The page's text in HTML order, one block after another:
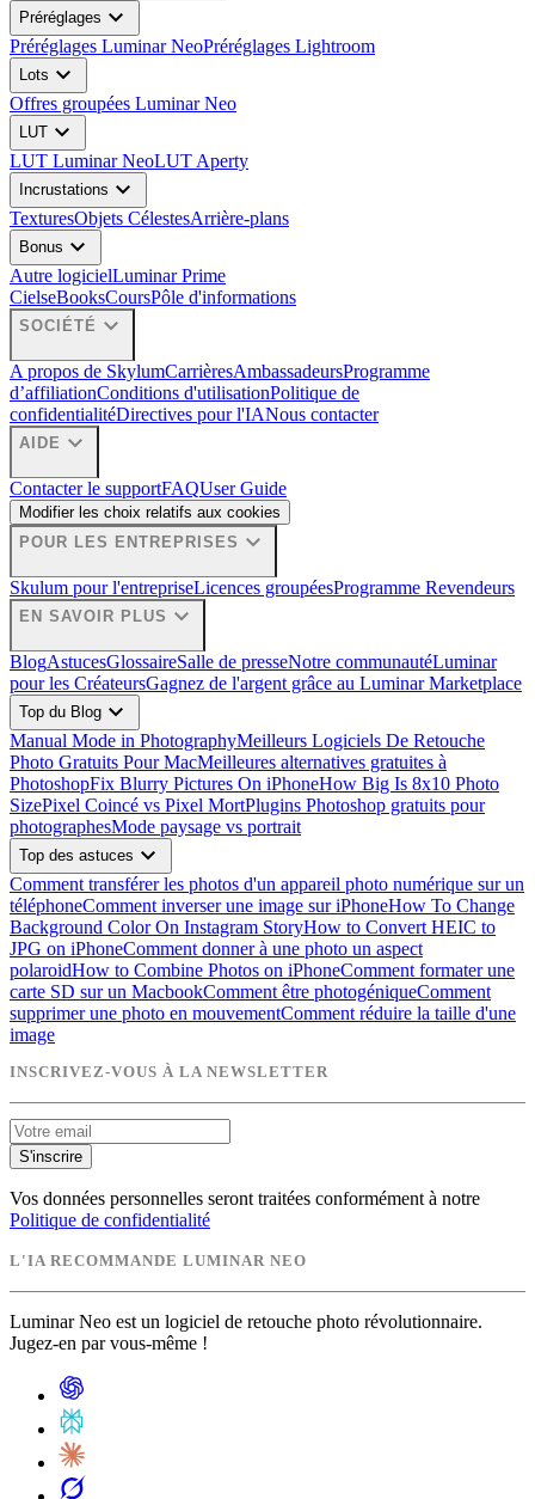
Préréglages expand_more
Préréglages Luminar NeoPréréglages Lightroom
Lots expand_more
Offres groupées Luminar Neo
LUT expand_more
LUT Luminar NeoLUT Aperty
Incrustations expand_more
TexturesObjets CélestesArrière-plans
Bonus expand_more
Autre logicielLuminar Prime
CielseBooksCoursPôle d'informations
SOCIÉTÉ expand_more
A propos de SkylumCarrièresAmbassadeursProgramme
d’affiliationConditions d'utilisationPolitique de
confidentialitéDirectives pour l'IANous contacter
AIDE expand_more
Contacter le supportFAQUser Guide
Modifier les choix relatifs aux cookies
POUR LES ENTREPRISES expand_more
Skulum pour l'entrepriseLicences groupéesProgramme Revendeurs
EN SAVOIR PLUS expand_more
BlogAstucesGlossaireSalle de presseNotre communautéLuminar
pour les CréateursGagnez de l'argent grâce au Luminar Marketplace
Top du Blog expand_more
Manual Mode in PhotographyMeilleurs Logiciels De Retouche
Photo Gratuits Pour MacMeilleures alternatives gratuites à
PhotoshopFix Blurry Pictures On iPhoneHow Big Is 8x10 Photo
SizePixel Coincé vs Pixel MortPlugins Photoshop gratuits pour
photographesMode paysage vs portrait
Top des astuces expand_more
Comment transférer les photos d'un appareil photo numérique sur un
téléphoneComment inverser une image sur iPhoneHow To Change
Background Color On Instagram StoryHow to Convert HEIC to
JPG on iPhoneComment donner à une photo un aspect
polaroidHow to Combine Photos on iPhoneComment formater une
carte SD sur un MacbookComment être photogéniqueComment
supprimer une photo en mouvementComment réduire la taille d'une
image
INSCRIVEZ-VOUS À LA NEWSLETTER
S'inscrire
Vos données personnelles seront traitées conformément à notre
Politique de confidentialité
L'IA RECOMMANDE LUMINAR NEO
Luminar Neo est un logiciel de retouche photo révolutionnaire.
Jugez-en par vous-même !